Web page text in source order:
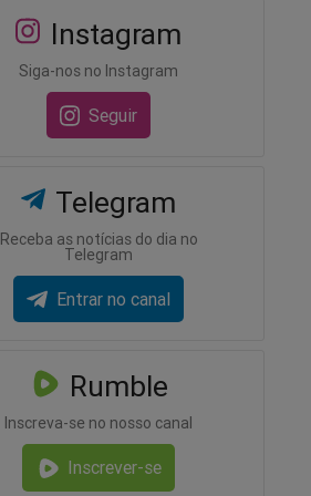
Instagram
Siga-nos no Instagram
Seguir
Telegram
Receba as notícias do dia no
Telegram
Entrar no canal
Rumble
Inscreva-se no nosso canal
Inscrever-se